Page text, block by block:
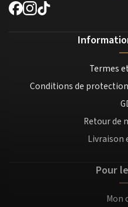
Termes
Conditions de
Retour de
Livraison
Pour
Mon